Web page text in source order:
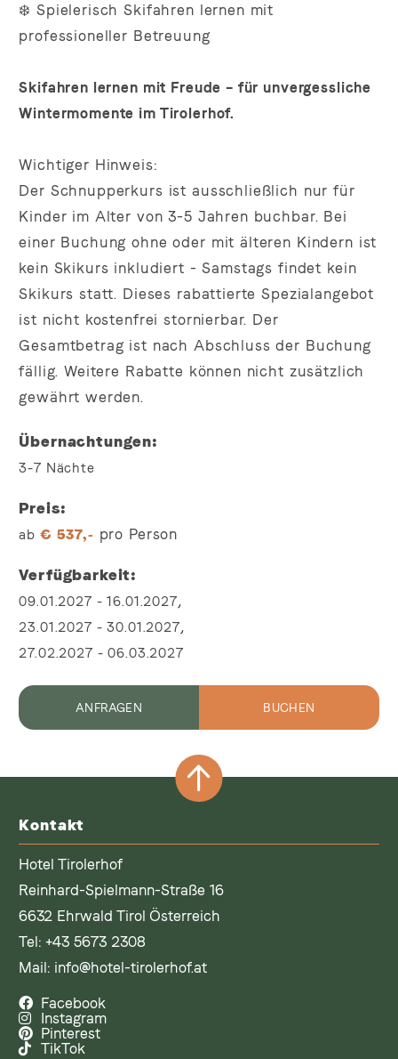
❄️ Spielerisch Skifahren lernen mit
professioneller Betreuung
Skifahren lernen mit Freude – für unvergessliche
Wintermomente im Tirolerhof.
Wichtiger Hinweis:
Der Schnupperkurs ist ausschließlich nur für
Kinder im Alter von 3-5 Jahren buchbar. Bei
einer Buchung ohne oder mit älteren Kindern ist
kein Skikurs inkludiert - Samstags findet kein
Skikurs statt. Dieses rabattierte Spezialangebot
ist nicht kostenfrei stornierbar. Der
Gesamtbetrag ist nach Abschluss der Buchung
fällig. Weitere Rabatte können nicht zusätzlich
gewährt werden.
Übernachtungen
3-7 Nächte
Preis
ab € 537,- pro Person
Verfügbarkeit
09.01.2027 -16.01.2027,
23.01.2027 -30.01.2027,
27.02.2027 -06.03.2027
BUCHEN
ANFRAGEN
Kontakt
Hotel Tirolerhof
Reinhard-Spielmann-Straße 16
6632 Ehrwald Tirol Österreich
Tel:+43 5673 2308
Mail: info@hotel-tirolerhof.at
Facebook
Instagram
Pinterest
TikTok